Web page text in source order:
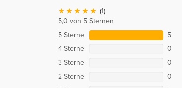
(1)
5,0 von 5 Sternen
5 Sterne
5
4 Sterne
0
3 Sterne
0
2 Sterne
0